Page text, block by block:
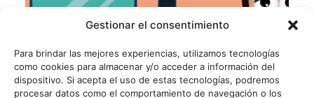
Gestionar el consentimiento
Para brindar las mejores experiencias, utilizamos tecnologías
como cookies para almacenar y/o acceder a información del
dispositivo. Si acepta el uso de estas tecnologías, podremos
procesar datos como el comportamiento de navegación o los